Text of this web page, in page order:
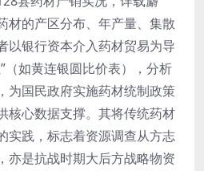
材的产区分布、年产量、集散
以银行资本介入药材贸易为导
（如黄连银圆比价表），分析
为国民政府实施药材统制政策
核心数据支撑。其将传统药材
实践，标志着资源调查从方志
亦是抗战时期大后方战略物资